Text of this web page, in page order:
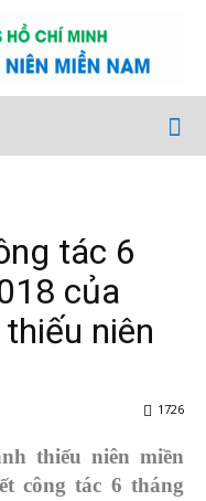
tác 6
của
niên
1726
thiếu niên miền
công tác 6 tháng